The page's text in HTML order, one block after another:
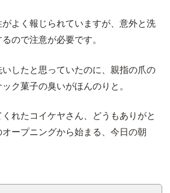
よく報じられていますが、意外と洗
ので注意が必要です。
したと思っていたのに、親指の爪の
ク菓子の臭いがほんのりと。
れたコイケヤさん、どうもありがと
ープニングから始まる、今日の朝